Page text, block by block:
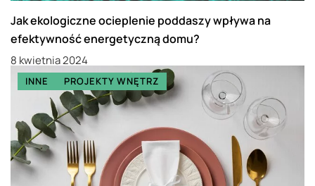
Jak ekologiczne ocieplenie poddaszy wpływa na
efektywność energetyczną domu?
8 kwietnia 2024
INNE PROJEKTY WNĘTRZ